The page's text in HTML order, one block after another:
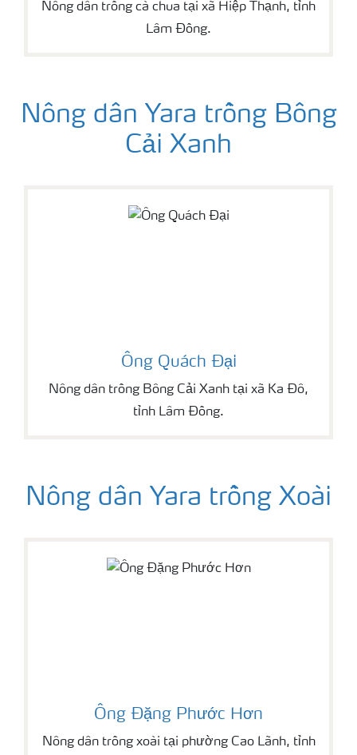
Nông dân trồng cà chua tại xã Hiệp Thạnh, tỉnh
Lâm Đồng.
Nông dân Yara trồng Bông
Cải Xanh
Ông Quách Đại
Nông dân trồng Bông Cải Xanh tại xã Ka Đô,
tỉnh Lâm Đồng.
Nông dân Yara trồng Xoài
Ông Đặng Phước Hơn
Nông dân trồng xoài tại phường Cao Lãnh, tỉnh